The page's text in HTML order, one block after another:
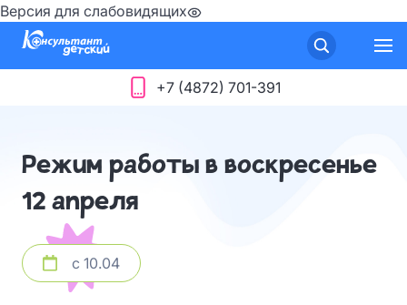
Версия для слабовидящих
+7 (4872) 701-391
Режим работы в воскресенье
12 апреля
с 10.04